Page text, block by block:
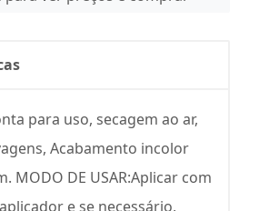
para uso, secagem ao ar,
Acabamento incolor
MODO DE USAR:Aplicar com
e se necessário,